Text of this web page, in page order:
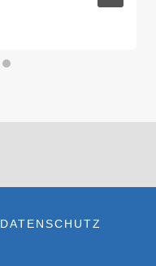
DATENSCHUTZ